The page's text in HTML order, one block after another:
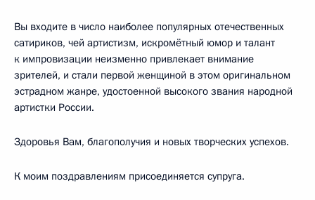
Вы входите в число наиболее популярных отечественных
сатириков, чей артистизм, искромётный юмор и талант
к импровизации неизменно привлекает внимание
зрителей, и стали первой женщиной в этом оригинальном
эстрадном жанре, удостоенной высокого звания народной
артистки России.
Здоровья Вам, благополучия и новых творческих успехов.
К моим поздравлениям присоединяется супруга.